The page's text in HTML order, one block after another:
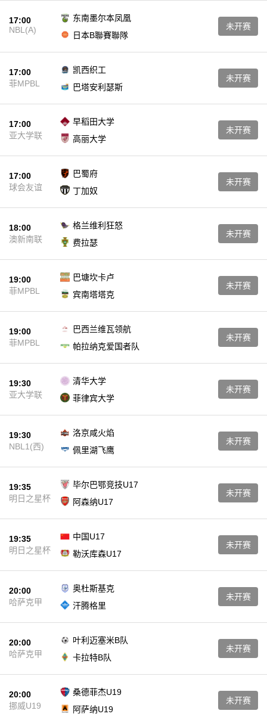
17:00
NBL(A)
东南墨尔本凤凰
日本B聯賽聯隊
未开赛
17:00
菲MPBL
凯西织工
巴塔安利瑟斯
未开赛
17:00
亚大学联
早稻田大学
高丽大学
未开赛
17:00
球会友谊
巴蜀府
丁加奴
未开赛
18:00
澳新南联
格兰维利狂怒
费拉瑟
未开赛
19:00
菲MPBL
巴塘坎卡卢
宾南塔塔克
未开赛
19:00
菲MPBL
巴西兰维瓦领航
帕拉纳克爱国者队
未开赛
19:30
亚大学联
清华大学
菲律宾大学
未开赛
19:30
NBL1(西)
洛京咸火焰
佩里湖飞鹰
未开赛
19:35
明日之星杯
毕尔巴鄂竞技U17
阿森纳U17
未开赛
19:35
明日之星杯
中国U17
勒沃库森U17
未开赛
20:00
哈萨克甲
奥杜斯基克
汗腾格里
未开赛
20:00
哈萨克甲
叶利迈塞米B队
卡拉特B队
未开赛
20:00
挪威U19
桑德菲杰U19
阿萨纳U19
未开赛